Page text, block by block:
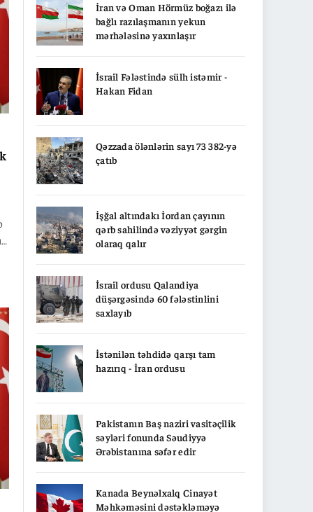
İran və Oman Hörmüz boğazı ilə
bağlı razılaşmanın yekun
mərhələsinə yaxınlaşır
İsrail Fələstində sülh istəmir -
Hakan Fidan
Qəzzada ölənlərin sayı 73 382-yə
çatıb
İşğal altındakı İordan çayının
qərb sahilində vəziyyət gərgin
olaraq qalır
İsrail ordusu Qalandiya
düşərgəsində 60 fələstinlini
saxlayıb
İstənilən təhdidə qarşı tam
hazırıq - İran ordusu
Pakistanın Baş naziri vasitəçilik
səyləri fonunda Səudiyyə
Ərəbistanına səfər edir
Kanada Beynəlxalq Cinayət
Məhkəməsini dəstəkləməyə